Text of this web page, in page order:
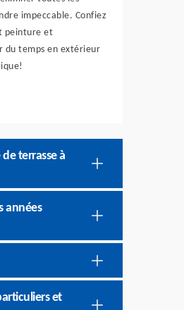
impeccable. Confiez
peinture et
du temps en extérieur
terrasse à
années
et